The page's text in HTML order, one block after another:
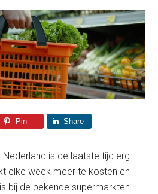
Pin Share
is de laatste tijd erg
elke week meer te kosten en
bij de bekende supermarkten